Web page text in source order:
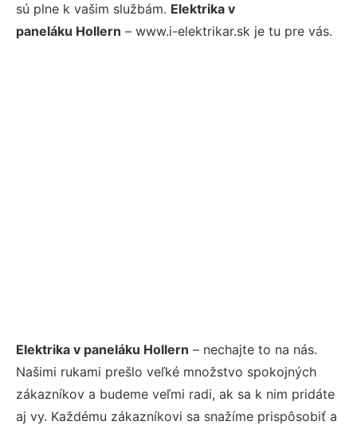
sú plne k vašim službám. Elektrika v
paneláku Hollern – www.i-elektrikar.sk je tu pre vás.
Elektrika v paneláku Hollern – nechajte to na nás.
Našimi rukami prešlo veľké množstvo spokojných
zákazníkov a budeme veľmi radi, ak sa k nim pridáte
aj vy. Každému zákazníkovi sa snažíme prispôsobiť a